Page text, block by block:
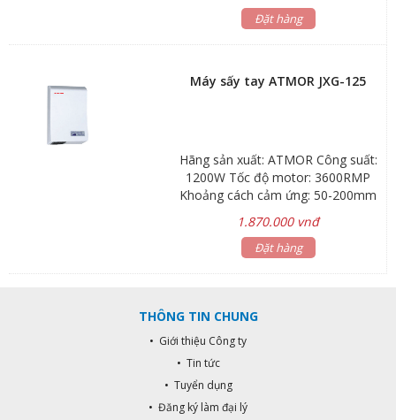
15 ° C Thời gian tự ngắt: 1 phút
Đặt hàng
Máy sấy tay ATMOR JXG-125
Hãng sản xuất: ATMOR Công suất:
1200W Tốc độ motor: 3600RMP
Khoảng cách cảm ứng: 50-200mm
khí: 65 ± 15°C Thời gian hoạt động:
60 giây KT : 140x180x300mm
1.870.000 vnđ
Đặt hàng
THÔNG TIN CHUNG
• Giới thiệu Công ty
• Tin tức
• Tuyển dụng
• Đăng ký làm đại lý